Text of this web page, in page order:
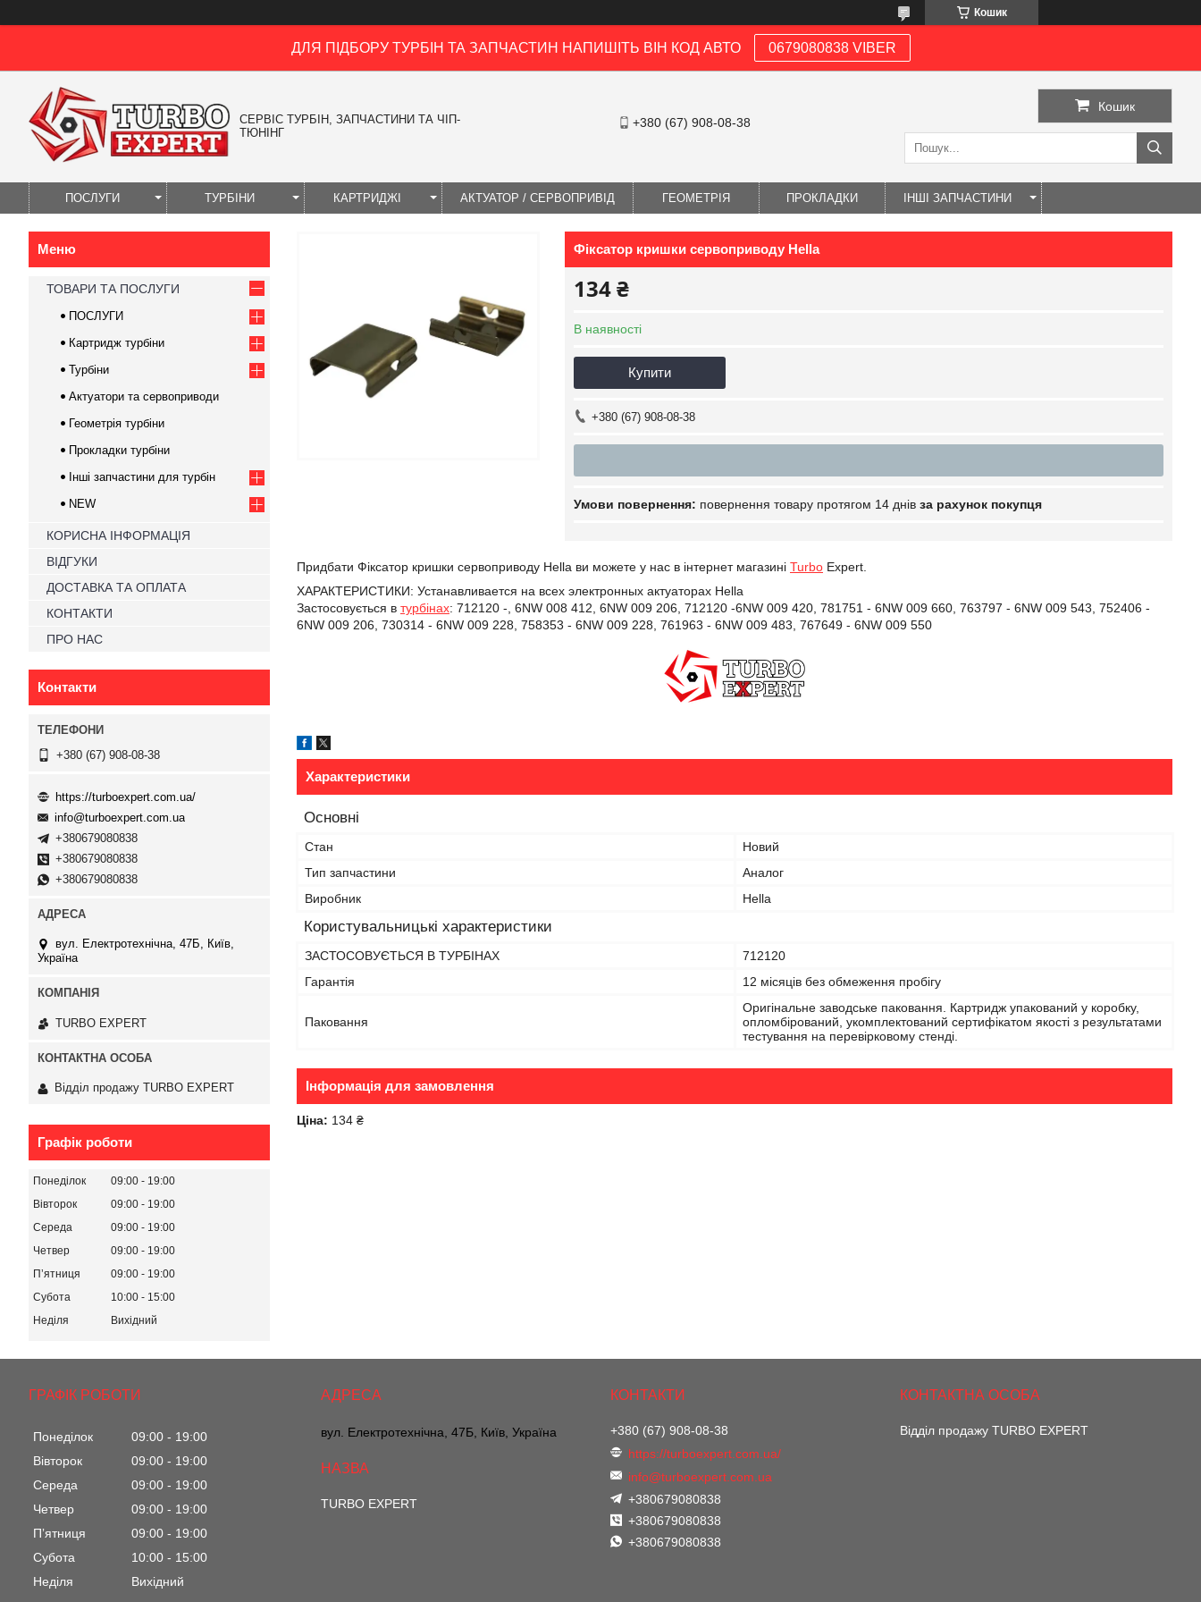
Кошик
ДЛЯ ПІДБОРУ ТУРБІН ТА ЗАПЧАСТИН НАПИШІТЬ ВІН КОД АВТО 0679080838 VIBER
СЕРВІС ТУРБІН, ЗАПЧАСТИНИ ТА ЧІП-
ТЮНІНГ
+380 (67) 908-08-38
Кошик
ПОСЛУГИ ТУРБІНИ КАРТРИДЖІ АКТУАТОР / СЕРВОПРИВІД ГЕОМЕТРІЯ ПРОКЛАДКИ ІНШІ ЗАПЧАСТИНИ
Фіксатор кришки сервоприводу Hella
134 ₴
В наявності
Купити
+380 (67) 908-08-38
повернення товару протягом 14 днів за рахунок покупця
Придбати Фіксатор кришки сервоприводу Hella ви можете у нас в інтернет магазині Turbo Expert.
ХАРАКТЕРИСТИКИ: Устанавливается на всех электронных актуаторах Hella
Застосовується в турбінах: 712120 -, 6NW 008 412, 6NW 009 206, 712120 -6NW 009 420, 781751 - 6NW 009 660, 763797 - 6NW 009 543, 752406 -
6NW 009 206, 730314 - 6NW 009 228, 758353 - 6NW 009 228, 761963 - 6NW 009 483, 767649 - 6NW 009 550
Характеристики
Основні
Стан
Новий
Тип запчастини
Аналог
Виробник
Hella
Користувальницькі характеристики
ЗАСТОСОВУЄТЬСЯ В ТУРБІНАХ
712120
Гарантія
12 місяців без обмеження пробігу
Паковання
Оригінальне заводське паковання. Картридж упакований у коробку,
опломбірований, укомплектований сертифікатом якості з результатами
тестування на перевірковому стенді.
Інформація для замовлення
Ціна: 134 ₴
ТОВАРИ ТА ПОСЛУГИ
ПОСЛУГИ
Картридж турбіни
Турбіни
Актуатори та сервоприводи
Геометрія турбіни
Прокладки турбіни
Інші запчастини для турбін
NEW
КОРИСНА ІНФОРМАЦІЯ
ВІДГУКИ
ДОСТАВКА ТА ОПЛАТА
КОНТАКТИ
ПРО НАС
Контакти
+380 (67) 908-08-38
https://turboexpert.com.ua/
info@turboexpert.com.ua
+380679080838
+380679080838
+380679080838
вул. Електротехнічна, 47Б, Київ,
Україна
TURBO EXPERT
Відділ продажу TURBO EXPERT
Графік роботи
Понеділок 09:00
19:00
Вівторок
09:00
19:00
Середа
09:00
19:00
Четвер
09:00
19:00
Пʼятниця
09:00
19:00
Субота
10:00
15:00
Неділя
Вихідний
ГРАФІК РОБОТИ
Понеділок 09:00
19:00
Вівторок
09:00
19:00
Середа
09:00
19:00
Четвер
09:00
19:00
Пʼятниця
09:00
19:00
Субота
10:00
15:00
Неділя
Вихідний
вул. Електротехнічна, 47Б, Київ, Україна
TURBO EXPERT
+380 (67) 908-08-38
https://turboexpert.com.ua/
info@turboexpert.com.ua
+380679080838
+380679080838
+380679080838
Відділ продажу TURBO EXPERT